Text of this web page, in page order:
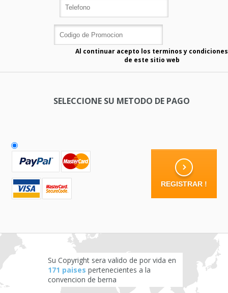
Al continuar acepto los terminos y condiciones
de este sitio web
SELECCIONE SU METODO DE PAGO
Su Copyright sera valido de por vida en
171 paises pertenecientes a la
convencion de berna